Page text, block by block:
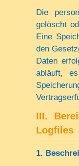
Die
gelöscht
Eine
den
Daten
abläuft,
III.
Logfiles
1.